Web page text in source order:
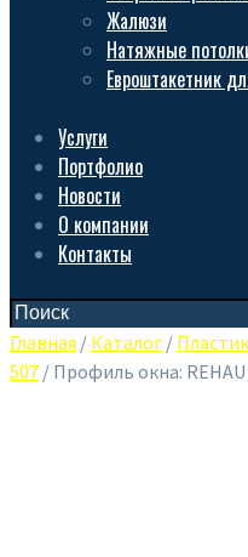
Жалюзи
Натяжные
Евроштакетник
Услуги
Портфолио
Новости
О компании
Контакты
Главная / Каталог /
507 / Профиль окна: